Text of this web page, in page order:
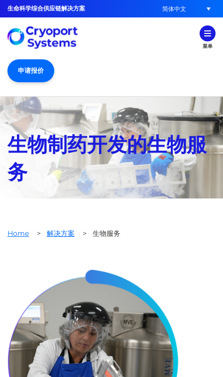
生命科学综合供应链解决方案 简体中文
菜单
申请报价
生物制药开发的生物服
务
Home > 解决方案 > 生物服务